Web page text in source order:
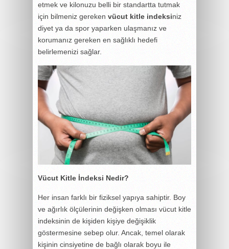
etmek ve kilonuzu belli bir standartta tutmak
için bilmeniz gereken vücut kitle indeksiniz
diyet ya da spor yaparken ulaşmanız ve
korumanız gereken en sağlıklı hedefi
belirlemenizi sağlar.
Vücut Kitle İndeksi Nedir?
Her insan farklı bir fiziksel yapıya sahiptir. Boy
ve ağırlık ölçülerinin değişken olması vücut kitle
indeksinin de kişiden kişiye değişiklik
göstermesine sebep olur. Ancak, temel olarak
kişinin cinsiyetine de bağlı olarak boyu ile